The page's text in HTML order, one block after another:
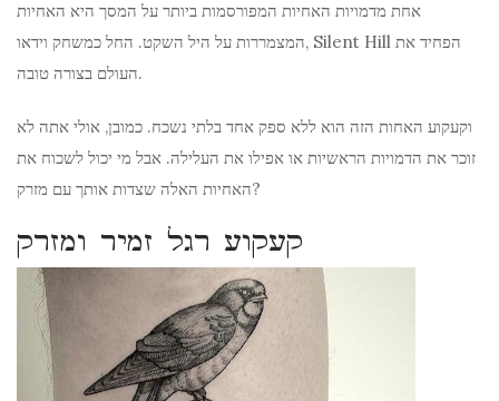
אחת מדמויות האחיות המפורסמות ביותר על המסך היא האחיות
המצמררות על היל השקט. החל כמשחק וידאו, Silent Hill הפחיד את
העולם בצורה טובה.
וקעקוע האחות הזה הוא ללא ספק אחד בלתי נשכח. כמובן, אולי אתה לא
זוכר את הדמויות הראשיות או אפילו את העלילה. אבל מי יכול לשכוח את
האחיות האלה שצדות אותך עם מזרק?
קעקוע רגל זמיר ומזרק